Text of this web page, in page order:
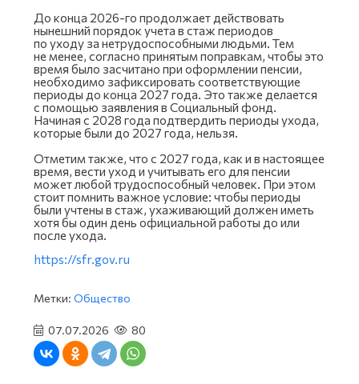
До конца 2026-го продолжает действовать
нынешний порядок учета в стаж периодов
по уходу за нетрудоспособными людьми. Тем
не менее, согласно принятым поправкам, чтобы это
время было засчитано при оформлении пенсии,
необходимо зафиксировать соответствующие
периоды до конца 2027 года. Это также делается
с помощью заявления в Социальный фонд.
Начиная с 2028 года подтвердить периоды ухода,
которые были до 2027 года, нельзя.
Отметим также, что с 2027 года, как и в настоящее
время, вести уход и учитывать его для пенсии
может любой трудоспособный человек. При этом
стоит помнить важное условие: чтобы периоды
были учтены в стаж, ухаживающий должен иметь
хотя бы один день официальной работы до или
после ухода.
https://sfr.gov.ru
Метки: Общество
07.07.2026 80